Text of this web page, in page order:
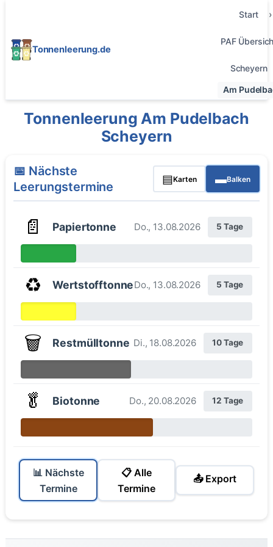
Tonnenleerung.de
Start
PAF
Scheyern
Am
Tonnenleerung Am Pudelbach
Scheyern
📅 Nächste
Leerungstermine
▤Karten ▬Balken
📄 Papiertonne Do., 13.08.2026 5 Tage
♻️ WertstofftonneDo., 13.08.2026 5 Tage
🗑️ Restmülltonne Di., 18.08.2026 10 Tage
🥬 Biotonne Do., 20.08.2026 12 Tage
📊 Nächste
Termine
📋 Alle
Termine
📤 Export